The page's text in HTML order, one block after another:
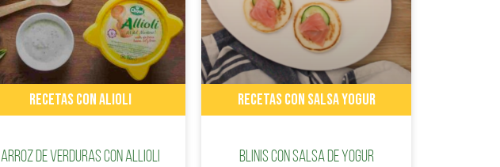
RECETAS CON ALIOLI
Arroz de verduras con Allioli
RECETAS CON SALSA YOGUR
Blinis con Salsa de Yogur